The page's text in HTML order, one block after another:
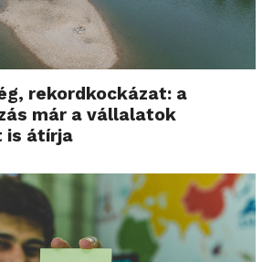
rekordkockázat: a
már a vállalatok
is átírja